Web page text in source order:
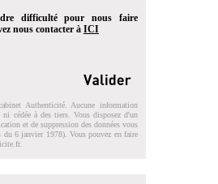
difficulté pour nous faire
nous contacter à ICI
Authenticité. Aucune information
cédée à des tiers. Vous disposez d'un
et de suppression des données vous
6 janvier 1978). Vous pouvez en faire
.